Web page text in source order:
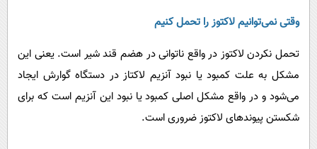
وقتی نمی‌توانیم لاکتوز را تحمل کنیم
تحمل نکردن لاکتوز در واقع ناتوانی در هضم قند شیر است. یعنی این
مشکل به علت کمبود یا نبود آنزیم لاکتاز در دستگاه گوارش ایجاد
می‌شود و در واقع مشکل اصلی کمبود یا نبود این آنزیم است که برای
شکستن پیوندهای لاکتوز ضروری است.